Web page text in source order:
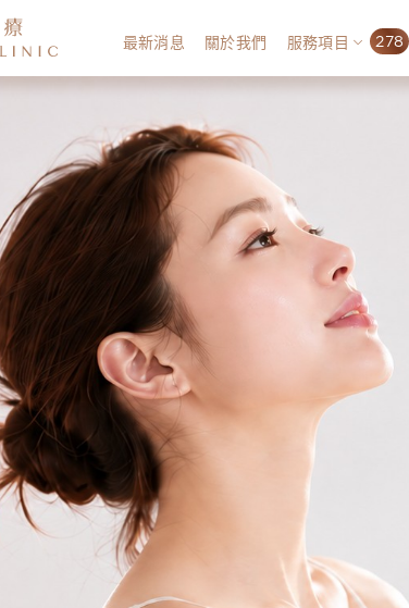
最新消息 關於我們 服務項目 278